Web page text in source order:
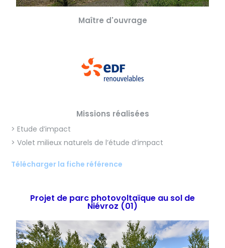
Maître d'ouvrage
Missions réalisées
> Etude d’impact
> Volet milieux naturels de l’étude d’impact
Télécharger la fiche référence
Projet de parc photovoltaïque au sol de
Niévroz (01)